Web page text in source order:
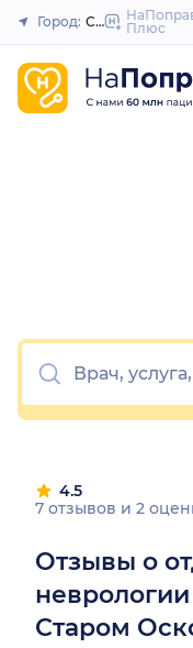
Город: Старый Оскол
Плюс
Отзывы о
Старом
4.5
7 отзывов и 2